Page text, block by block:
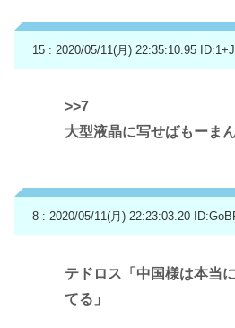
15 : 2020/05/11(月) 22:35:10.95
>>7
大型液晶に写せばもーま
8 : 2020/05/11(月) 22:23:03.20
テドロス「中国様は本当
てる」